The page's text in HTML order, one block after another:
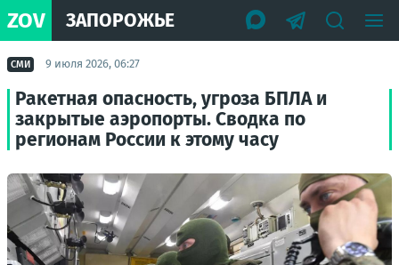
ZOV ЗАПОРОЖЬЕ
СМИ 9 июля 2026, 06:27
Ракетная опасность, угроза БПЛА и
закрытые аэропорты. Сводка по
регионам России к этому часу